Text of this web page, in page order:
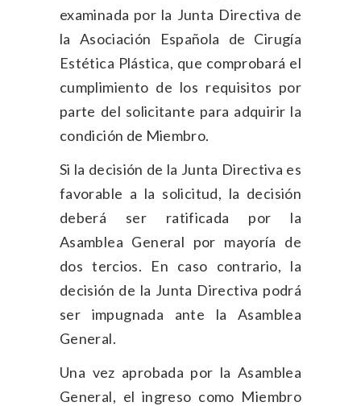
examinada por la Junta Directiva de
la Asociación Española de Cirugía
Estética Plástica, que comprobará el
cumplimiento de los requisitos por
parte del solicitante para adquirir la
condición de Miembro.
Si la decisión de la Junta Directiva es
favorable a la solicitud, la decisión
deberá ser ratificada por la
Asamblea General por mayoría de
dos tercios. En caso contrario, la
decisión de la Junta Directiva podrá
ser impugnada ante la Asamblea
General.
Una vez aprobada por la Asamblea
General, el ingreso como Miembro